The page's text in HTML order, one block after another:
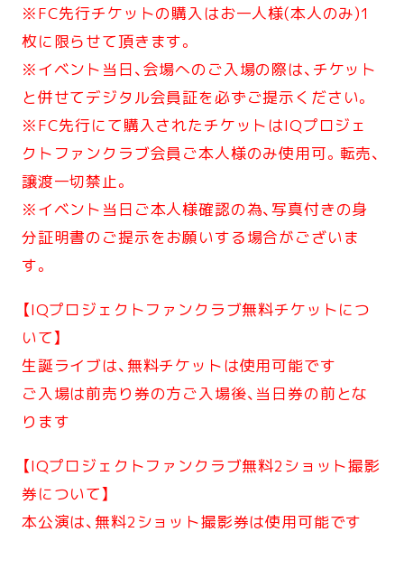
※FC先行チケットの購入はお一人様(本人のみ)1
枚に限らせて頂きます。
※イベント当日、会場へのご入場の際は、チケット
と併せてデジタル会員証を必ずご提示ください。
※FC先行にて購入されたチケットはIQプロジェ
クトファンクラブ会員ご本人様のみ使用可。転売、
譲渡一切禁止。
※イベント当日ご本人様確認の為、写真付きの身
分証明書のご提示をお願いする場合がございま
す。
【IQプロジェクトファンクラブ無料チケットにつ
いて】
生誕ライブは、無料チケットは使用可能です
ご入場は前売り券の方ご入場後、当日券の前とな
ります
【IQプロジェクトファンクラブ無料2ショット撮影
券について】
本公演は、無料2ショット撮影券は使用可能です